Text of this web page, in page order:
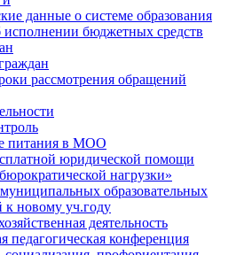
данные о системе образования
исполнении бюджетных средств
рассмотрения обращений
питания в МОО
юридической помощи
нагрузки»
образовательных
к новому уч.году
деятельность
педагогическая конференция